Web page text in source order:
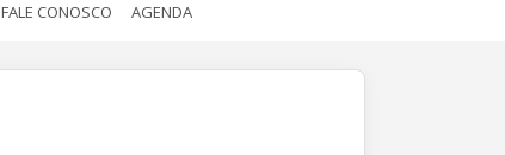
FALE CONOSCO AGENDA